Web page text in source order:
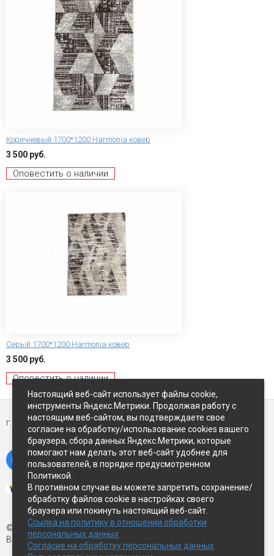
Коричневый 1700*1200 Harmonia ковер
3 500 руб.
Оповестить о наличии
Серый 1700*1200 Harmonia ковер
3 500 руб.
Оповестить о наличии
г. Петропавловск-Камчатский,ул Восточное-шоссе, д.5
© Экспострой, 2026 г.
Все права защищены
Настоящий веб-сайт использует файлы cookie,
инструменты Яндекс.Метрики. Продолжая работу с
настоящим веб-сайтом, вы подтверждаете свое
согласие на обработку/использование cookies вашего
браузера, сбора данных Яндекс.Метрики, которые
помогают нам делать этот веб-сайт удобнее для
пользователей, в порядке предусмотренном
Политикой.
В противном случае вы можете запретить сохранение/
обработку файлов cookie в настройках своего
браузера или покинуть настоящий веб-сайт.
Ссылка на политику в отношении обработки
персональных данных
Согласие на обработку персональных данных